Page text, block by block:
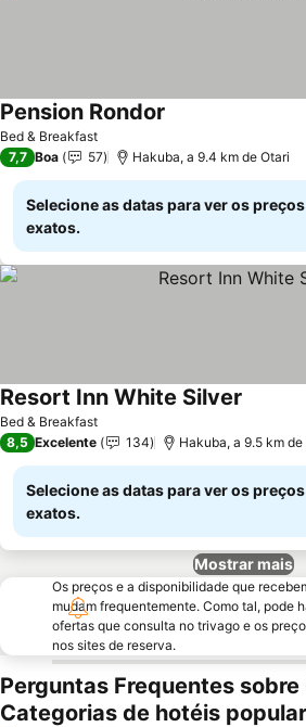
Bed & Breakfast
Pension Rondor
7,7 Boa 57 Hakuba, a 9.4 km de Otari
Selecione as datas para ver os preços
exatos.
Bed & Breakfast
Resort Inn White Silver
8,5 Excelente 134 Hakuba, a 9.5 km de
Selecione as datas para ver os preços
exatos.
Mostrar mais
Os preços e a disponibilidade que
mudam frequentemente. Como tal, pode
ofertas que consulta no trivago e os
nos sites de reserva.
Perguntas Frequentes sobre
Categorias de hotéis